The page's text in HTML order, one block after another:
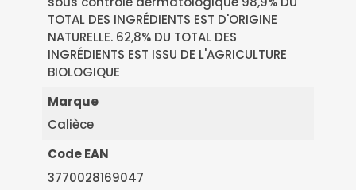
TOTAL DES INGRÉDIENTS EST D'ORIGINE
NATURELLE. 62,8% DU TOTAL DES
INGRÉDIENTS EST ISSU DE L'AGRICULTURE
BIOLOGIQUE
Marque
Calièce
Code EAN
3770028169047